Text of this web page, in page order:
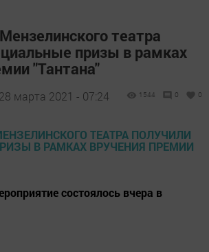
театра
призы в рамках
"Тантана"
28 марта 2021 - 07:24 1544 0 0
состоялось вчера в